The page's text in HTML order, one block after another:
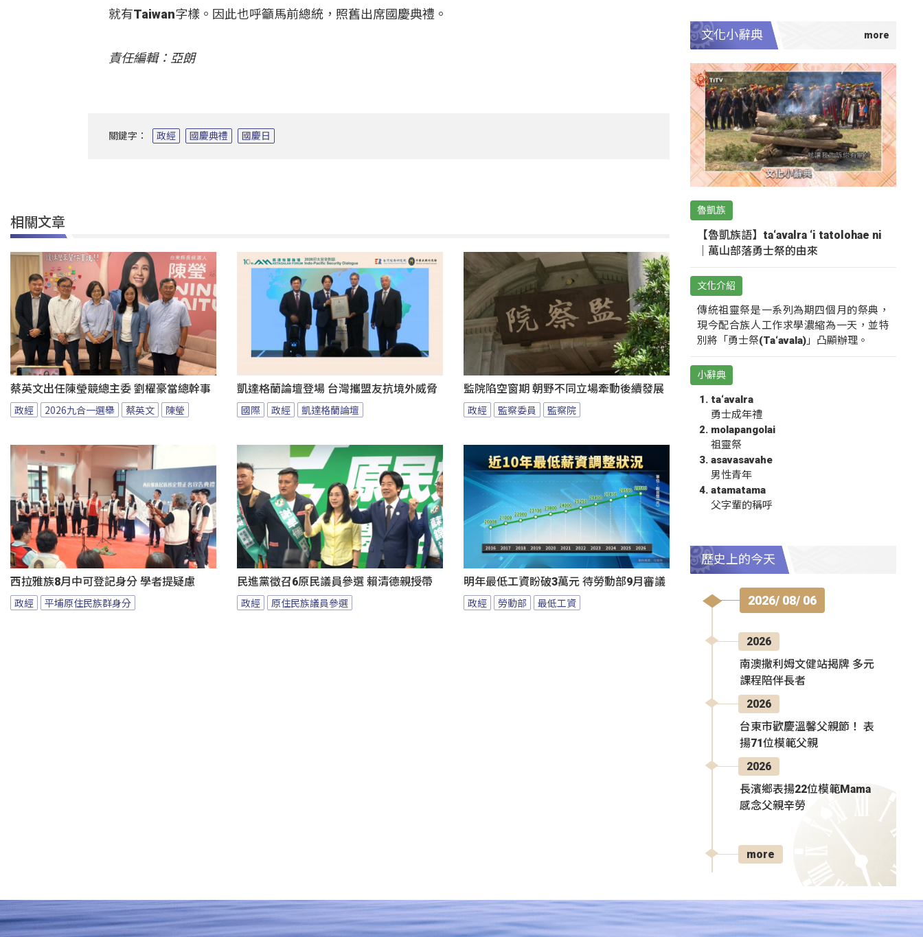
就有Taiwan字樣。因此也呼籲馬前總統，照舊出席國慶典禮。
責任編輯：亞朗
關鍵字： 政經 國慶典禮 國慶日
相關文章
蔡英文出任陳瑩競總主委 劉櫂豪當總幹事
政經 2026九合一選舉 蔡英文 陳瑩
凱達格蘭論壇登場 台灣攜盟友抗境外威脅
國際 政經 凱達格蘭論壇
監院陷空窗期 朝野不同立場牽動後續發展
政經 監察委員 監察院
西拉雅族8月中可登記身分 學者提疑慮
政經 平埔原住民族群身分
民進黨徵召6原民議員參選 賴清德親授帶
政經 原住民族議員參選
明年最低工資盼破3萬元 待勞動部9月審議
政經 勞動部 最低工資
文化小辭典
魯凱族
【魯凱族語】ta‘avalra ‘i tatolohae ni
｜萬山部落勇士祭的由來
文化介紹
傳統祖靈祭是一系列為期四個月的祭典，
現今配合族人工作求學濃縮為一天，並特
別將「勇士祭(Ta‘avala)」凸顯辦理。
小辭典
ta‘avalra
勇士成年禮
molapangolai
祖靈祭
asavasavahe
男性青年
atamatama
父字輩的稱呼
歷史上的今天
2026/ 08/ 06
2026
南澳撒利姆文健站揭牌 多元
課程陪伴長者
2026
台東市歡慶溫馨父親節！ 表
揚71位模範父親
2026
長濱鄉表揚22位模範Mama
感念父親辛勞
more